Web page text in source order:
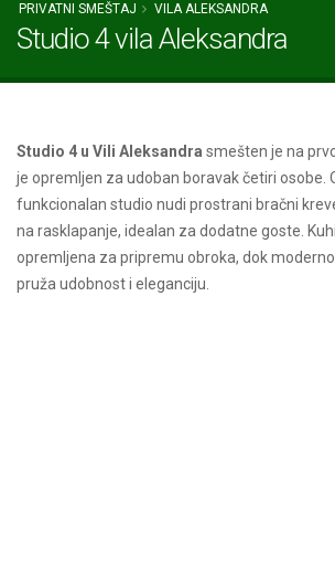
PRIVATNI SMEŠTAJ VILA ALEKSANDRA
Studio 4 vila Aleksandra
Studio 4 u Vili Aleksandra smešten je na
je opremljen za udoban boravak četiri osobe.
funkcionalan studio nudi prostrani bračni
na rasklapanje, idealan za dodatne goste.
opremljena za pripremu obroka, dok
pruža udobnost i eleganciju.